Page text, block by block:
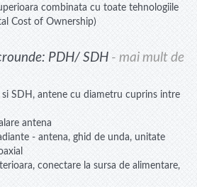
combinata cu toate tehnologiile
Cost of Ownership)
PDH/ SDH - mai mult de
si SDH, antene cu diametru cuprins intre
antena
- antena, ghid de unda, unitate
conectare la sursa de alimentare,